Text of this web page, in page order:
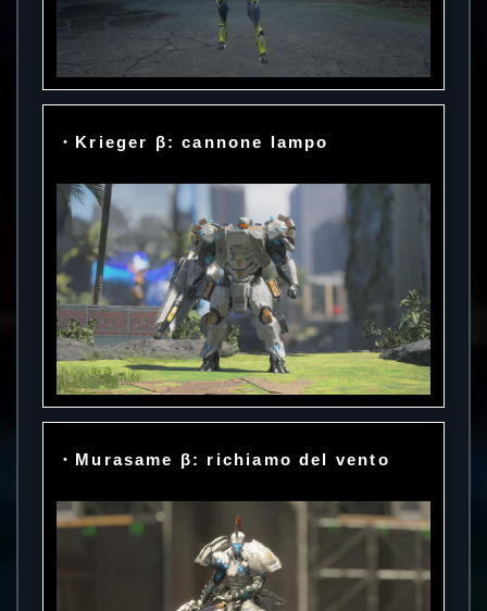
・Krieger β: cannone lampo
・Murasame β: richiamo del vento